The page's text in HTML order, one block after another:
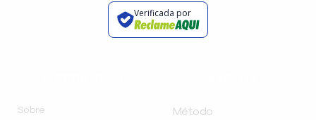
Verificada por
Sobre
Método